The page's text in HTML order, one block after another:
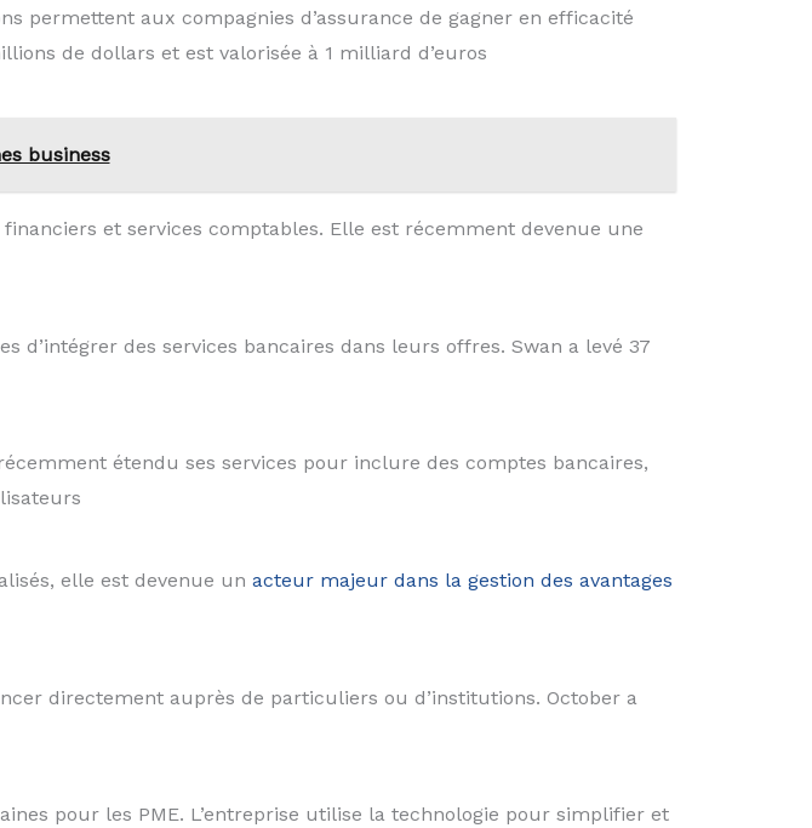
permettent aux compagnies d’assurance de gagner en efficacité
de dollars et est valorisée à 1 milliard d’euros
business
et services comptables. Elle est récemment devenue une
des services bancaires dans leurs offres. Swan a levé 37
étendu ses services pour inclure des comptes bancaires,
elle est devenue un acteur majeur dans la gestion des avantages
directement auprès de particuliers ou d’institutions. October a
pour les PME. L’entreprise utilise la technologie pour simplifier et